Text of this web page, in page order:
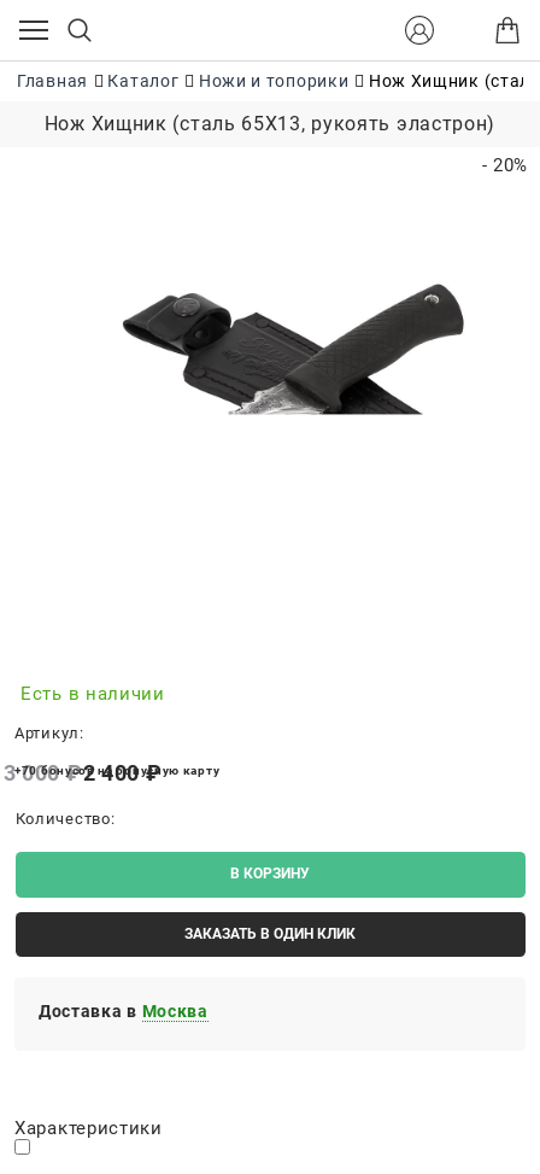
Главная Каталог Ножи и топорики Нож Хищник
Нож Хищник (сталь 65Х13, рукоять эластрон)
- 20%
Есть в наличии
Артикул:
3 000 ₽2 400 ₽
+70 бонусов на бонусную карту
Количество:
В КОРЗИНУ
ЗАКАЗАТЬ В ОДИН КЛИК
Доставка в Москва
Характеристики